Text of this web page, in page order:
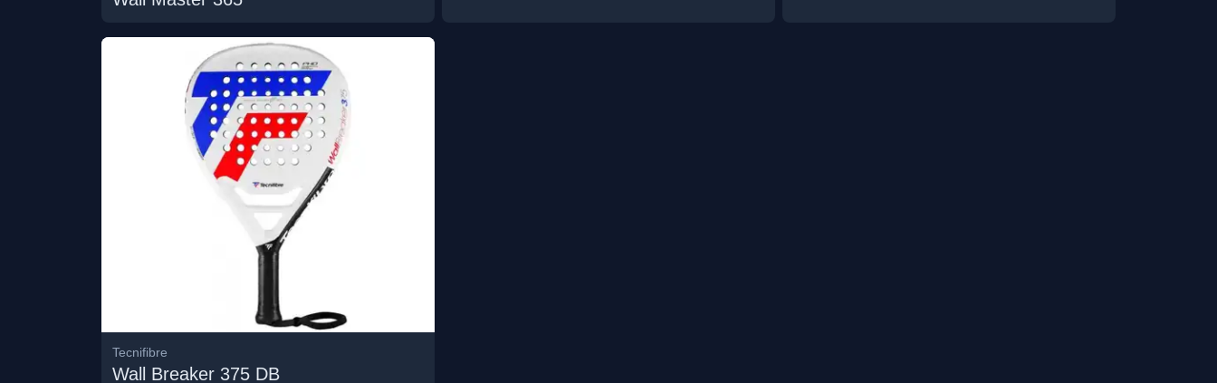
Tecnifibre
Wall Breaker 375 DB